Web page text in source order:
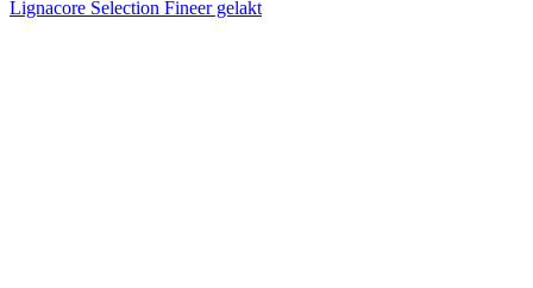
Lignacore Selection Fineer gelakt